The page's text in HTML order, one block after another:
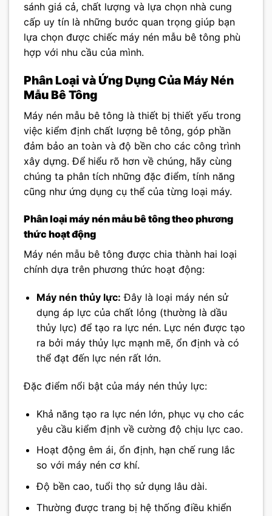
sánh giá cả, chất lượng và lựa chọn nhà cung
cấp uy tín là những bước quan trọng giúp bạn
lựa chọn được chiếc máy nén mẫu bê tông phù
hợp với nhu cầu của mình.
Phân Loại và Ứng Dụng Của Máy Nén
Mẫu Bê Tông
Máy nén mẫu bê tông là thiết bị thiết yếu trong
việc kiểm định chất lượng bê tông, góp phần
đảm bảo an toàn và độ bền cho các công trình
xây dựng. Để hiểu rõ hơn về chúng, hãy cùng
chúng ta phân tích những đặc điểm, tính năng
cũng như ứng dụng cụ thể của từng loại máy.
Phân loại máy nén mẫu bê tông theo phương
thức hoạt động
Máy nén mẫu bê tông được chia thành hai loại
chính dựa trên phương thức hoạt động:
Máy nén thủy lực: Đây là loại máy nén sử
dụng áp lực của chất lỏng (thường là dầu
thủy lực) để tạo ra lực nén. Lực nén được tạo
ra bởi máy thủy lực mạnh mẽ, ổn định và có
thể đạt đến lực nén rất lớn.
Đặc điểm nổi bật của máy nén thủy lực:
Khả năng tạo ra lực nén lớn, phục vụ cho các
yêu cầu kiểm định về cường độ chịu lực cao.
Hoạt động êm ái, ổn định, hạn chế rung lắc
so với máy nén cơ khí.
Độ bền cao, tuổi thọ sử dụng lâu dài.
Thường được trang bị hệ thống điều khiển